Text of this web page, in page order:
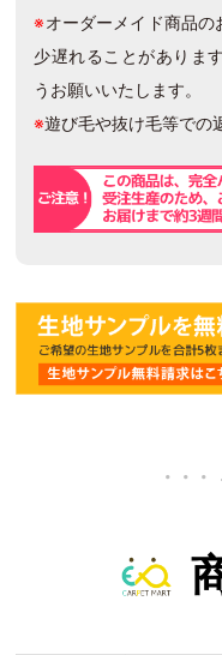
※オーダーメイド商品
少遅れることがありま
うお願いいたします。
※遊び毛や抜け毛等での